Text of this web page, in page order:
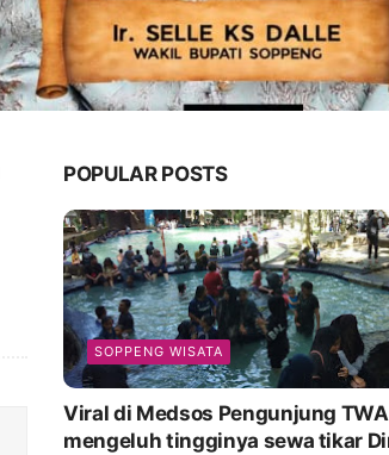
POPULAR POSTS
SOPPENG WISATA
Viral di Medsos Pengunjung
mengeluh tingginya sewa tikar